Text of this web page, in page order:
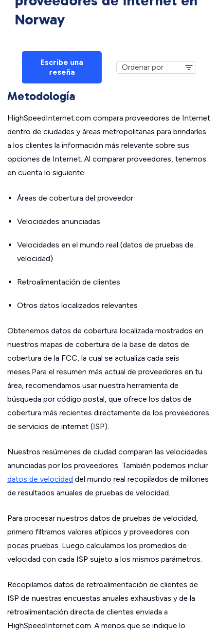
Norway
Escribe una
reseña
Metodología
HighSpeedInternet.com compara proveedores de Internet
dentro de ciudades y áreas metropolitanas para brindarles
a los clientes la información más relevante sobre sus
opciones de Internet. Al comparar proveedores, tenemos
en cuenta lo siguiente:
Áreas de cobertura del proveedor
Velocidades anunciadas
Velocidades en el mundo real (datos de pruebas de
velocidad)
Retroalimentación de clientes
Otros datos localizados relevantes
Obtenemos datos de cobertura localizada mostrados en
nuestros mapas de cobertura de la base de datos de
cobertura de la FCC, la cual se actualiza cada seis
meses.Para el resumen más actual de proveedores en tu
área, recomendamos usar nuestra herramienta de
búsqueda por código postal, que ofrece los datos de
cobertura más recientes directamente de los proveedores
de servicios de internet (ISP).
Nuestros resúmenes de ciudad comparan las velocidades
anunciadas por los proveedores. También podemos incluir
datos de velocidad del mundo real recopilados de millones
de resultados anuales de pruebas de velocidad.
Para procesar nuestros datos de pruebas de velocidad,
primero filtramos valores atípicos y proveedores con
pocas pruebas. Luego calculamos los promedios de
velocidad con cada ISP sujeto a los mismos parámetros.
Recopilamos datos de retroalimentación de clientes de
ISP de nuestras encuestas anuales exhaustivas y de la
retroalimentación directa de clientes enviada a
HighSpeedInternet.com. A menos que se indique lo